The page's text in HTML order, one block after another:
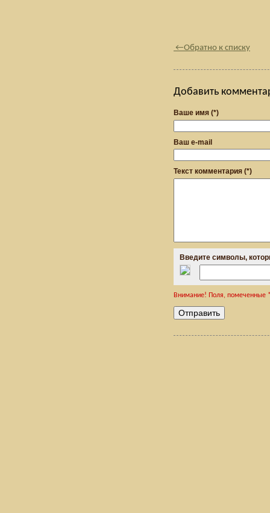
←Обратно к списку
Добавить
Ваше имя (*)
Ваш e-mail
Текст комментария (*)
Введите символы,
Внимание! Поля, помеченные